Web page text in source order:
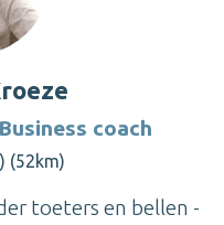
coach
(52km)
toeters en bellen -